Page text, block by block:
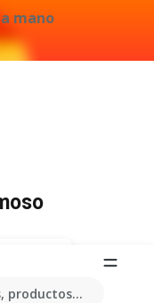
mano
productos...